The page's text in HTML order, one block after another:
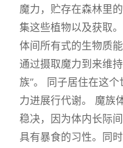
魔力，贮存在森林里
集这些植物以及获取
体间所有式的生物质
通过摄取魔力到来维
族”。 同子居住在这个
力进展行代谢。 魔族
稳决，因为体内长际
具有暴食的习性。同